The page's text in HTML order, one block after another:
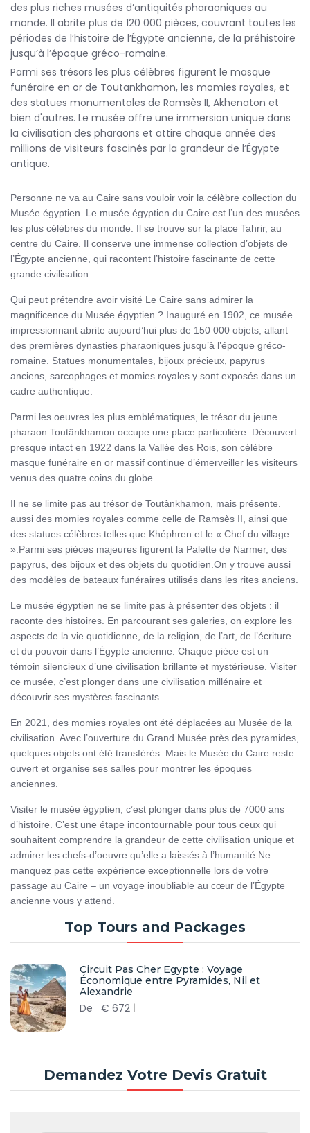
des plus riches musées d’antiquités pharaoniques au
monde. Il abrite plus de 120 000 pièces, couvrant toutes les
périodes de l’histoire de l’Égypte ancienne, de la préhistoire
jusqu’à l’époque gréco-romaine.
Parmi ses trésors les plus célèbres figurent le masque
funéraire en or de Toutankhamon, les momies royales, et
des statues monumentales de Ramsès II, Akhenaton et
bien d'autres. Le musée offre une immersion unique dans
la civilisation des pharaons et attire chaque année des
millions de visiteurs fascinés par la grandeur de l’Égypte
antique.
Personne ne va au Caire sans vouloir voir la célèbre collection du
Musée égyptien. Le musée égyptien du Caire est l’un des musées
les plus célèbres du monde. Il se trouve sur la place Tahrir, au
centre du Caire. Il conserve une immense collection d’objets de
l’Égypte ancienne, qui racontent l’histoire fascinante de cette
grande civilisation.
Qui peut prétendre avoir visité Le Caire sans admirer la
magnificence du Musée égyptien ? Inauguré en 1902, ce musée
impressionnant abrite aujourd’hui plus de 150 000 objets, allant
des premières dynasties pharaoniques jusqu’à l’époque gréco-
romaine. Statues monumentales, bijoux précieux, papyrus
anciens, sarcophages et momies royales y sont exposés dans un
cadre authentique.
Parmi les oeuvres les plus emblématiques, le trésor du jeune
pharaon Toutânkhamon occupe une place particulière. Découvert
presque intact en 1922 dans la Vallée des Rois, son célèbre
masque funéraire en or massif continue d’émerveiller les visiteurs
venus des quatre coins du globe.
Il ne se limite pas au trésor de Toutânkhamon, mais présente.
aussi des momies royales comme celle de Ramsès II, ainsi que
des statues célèbres telles que Khéphren et le « Chef du village
».Parmi ses pièces majeures figurent la Palette de Narmer, des
papyrus, des bijoux et des objets du quotidien.On y trouve aussi
des modèles de bateaux funéraires utilisés dans les rites anciens.
Le musée égyptien ne se limite pas à présenter des objets : il
raconte des histoires. En parcourant ses galeries, on explore les
aspects de la vie quotidienne, de la religion, de l’art, de l’écriture
et du pouvoir dans l’Égypte ancienne. Chaque pièce est un
témoin silencieux d’une civilisation brillante et mystérieuse. Visiter
ce musée, c’est plonger dans une civilisation millénaire et
découvrir ses mystères fascinants.
En 2021, des momies royales ont été déplacées au Musée de la
civilisation. Avec l’ouverture du Grand Musée près des pyramides,
quelques objets ont été transférés. Mais le Musée du Caire reste
ouvert et organise ses salles pour montrer les époques
anciennes.
Visiter le musée égyptien, c’est plonger dans plus de 7000 ans
d’histoire. C’est une étape incontournable pour tous ceux qui
souhaitent comprendre la grandeur de cette civilisation unique et
admirer les chefs-d’oeuvre qu’elle a laissés à l’humanité.Ne
manquez pas cette expérience exceptionnelle lors de votre
passage au Caire – un voyage inoubliable au cœur de l’Égypte
ancienne vous y attend.
Top Tours and Packages
Circuit Pas Cher Egypte : Voyage
Économique entre Pyramides, Nil et
Alexandrie
De € 672
Demandez Votre Devis Gratuit